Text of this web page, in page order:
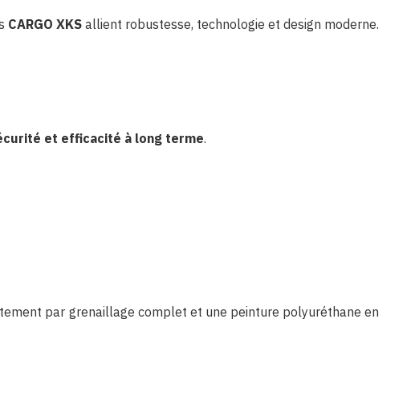
CARGO XKS allient robustesse, technologie et design moderne.
et efficacité à long terme.
par grenaillage complet et une peinture polyuréthane en